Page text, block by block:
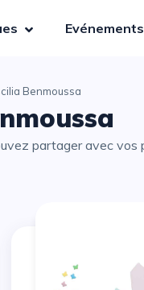
Evénements
Benmoussa